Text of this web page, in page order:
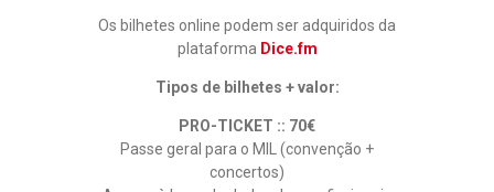
Os bilhetes online podem ser adquiridos da
plataforma Dice.fm
Tipos de bilhetes + valor:
PRO-TICKET :: 70€
Passe geral para o MIL (convenção +
concertos)